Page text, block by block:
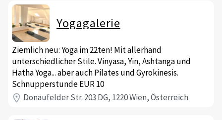
Yogagalerie
Ziemlich neu: Yoga im 22ten! Mit allerhand
unterschiedlicher Stile. Vinyasa, Yin, Ashtanga und
Hatha Yoga... aber auch Pilates und Gyrokinesis.
Schnupperstunde EUR 10
Donaufelder Str. 203 DG, 1220 Wien, Österreich